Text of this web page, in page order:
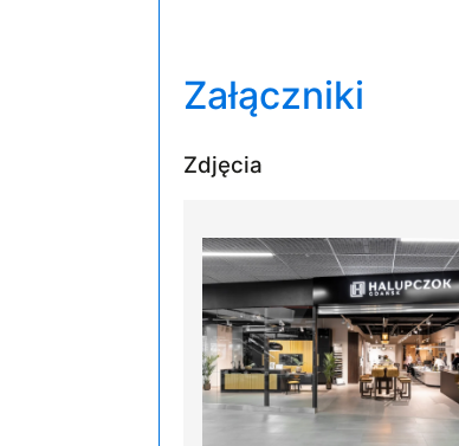
Załączniki
Zdjęcia